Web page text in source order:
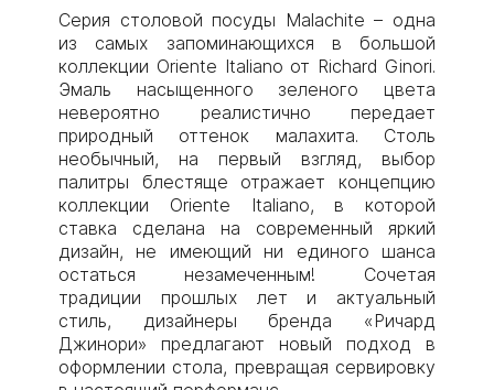
Серия столовой посуды Malachite – одна
из самых запоминающихся в большой
коллекции Oriente Italiano от Richard Ginori.
Эмаль насыщенного зеленого цвета
невероятно реалистично передает
природный оттенок малахита. Столь
необычный, на первый взгляд, выбор
палитры блестяще отражает концепцию
коллекции Oriente Italiano, в которой
ставка сделана на современный яркий
дизайн, не имеющий ни единого шанса
остаться незамеченным! Сочетая
традиции прошлых лет и актуальный
стиль, дизайнеры бренда «Ричард
Джинори» предлагают новый подход в
оформлении стола, превращая сервировку